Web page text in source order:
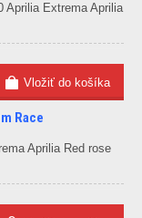
Aprilia Extrema Aprilia
Race
Aprilia Red rose